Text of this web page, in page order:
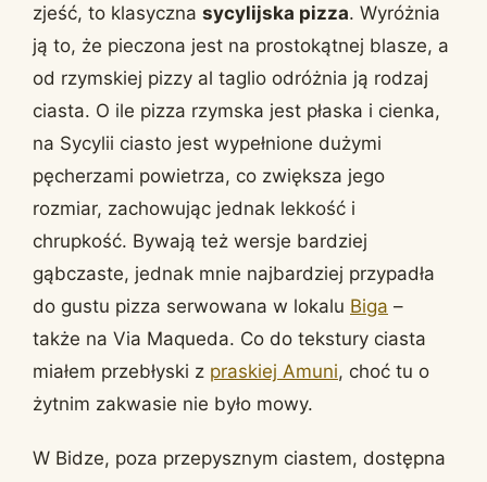
zjeść, to klasyczna sycylijska pizza. Wyróżnia
ją to, że pieczona jest na prostokątnej blasze, a
od rzymskiej pizzy al taglio odróżnia ją rodzaj
ciasta. O ile pizza rzymska jest płaska i cienka,
na Sycylii ciasto jest wypełnione dużymi
pęcherzami powietrza, co zwiększa jego
rozmiar, zachowując jednak lekkość i
chrupkość. Bywają też wersje bardziej
gąbczaste, jednak mnie najbardziej przypadła
do gustu pizza serwowana w lokalu Biga –
także na Via Maqueda. Co do tekstury ciasta
miałem przebłyski z praskiej Amuni, choć tu o
żytnim zakwasie nie było mowy.
W Bidze, poza przepysznym ciastem, dostępna